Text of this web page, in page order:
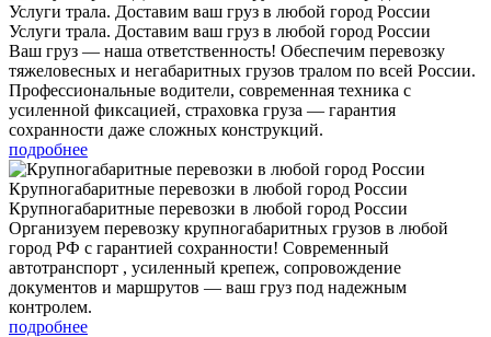
Услуги трала. Доставим ваш груз в любой город России
Услуги трала. Доставим ваш груз в любой город России
Ваш груз — наша ответственность! Обеспечим перевозку
тяжеловесных и негабаритных грузов тралом по всей России.
Профессиональные водители, современная техника с
усиленной фиксацией, страховка груза — гарантия
сохранности даже сложных конструкций.
подробнее
Крупногабаритные перевозки в любой город России
Крупногабаритные перевозки в любой город России
Организуем перевозку крупногабаритных грузов в любой
город РФ с гарантией сохранности! Современный
автотранспорт , усиленный крепеж, сопровождение
документов и маршрутов — ваш груз под надежным
контролем.
подробнее